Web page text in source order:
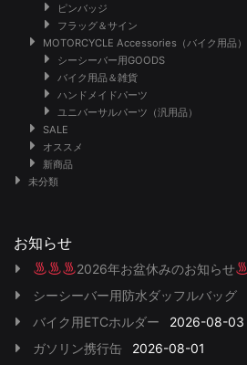
ピンバッジ
フラッグ＆サイン
MOTORCYCLE Accessories（バイク用品）
シーシーバー用GOODS
バイク用品＆雑貨
ハンドメイドパーツ
ユニバーサルパーツ（汎用品）
SALE
オススメ
新商品
未分類
お知らせ
2026年お盆休みのお知らせ
シーシーバー用防水ダッフルバッグ
バイク用ETCホルダー
2026-08-03
ガソリン携行缶
2026-08-01